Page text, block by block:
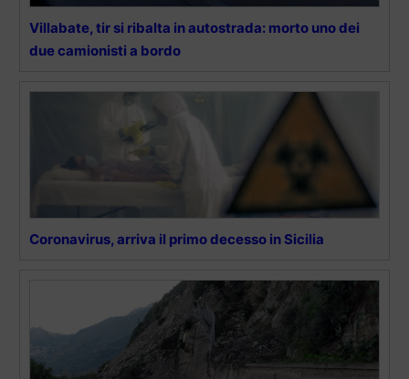
Villabate, tir si ribalta in autostrada: morto uno dei
due camionisti a bordo
Coronavirus, arriva il primo decesso in Sicilia